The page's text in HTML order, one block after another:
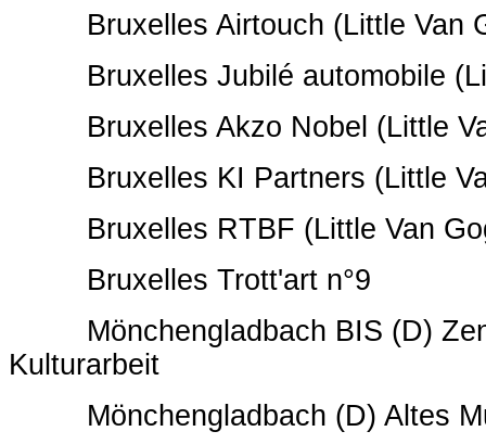
Bruxelles Airtouch (Little Van
Bruxelles Jubilé automobile
Bruxelles Akzo Nobel (Little
Bruxelles KI Partners (Little
Bruxelles RTBF (Little Van
Bruxelles Trott'art n°9
Mönchengladbach BIS (D)
Kulturarbeit
Mönchengladbach (D) Altes